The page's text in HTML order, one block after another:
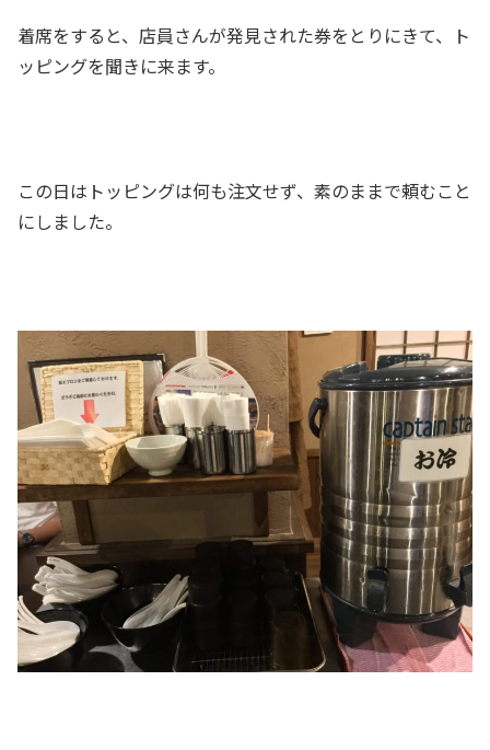
着席をすると、店員さんが発見された券をとりにきて、ト
ッピングを聞きに来ます。
この日はトッピングは何も注文せず、素のままで頼むこと
にしました。